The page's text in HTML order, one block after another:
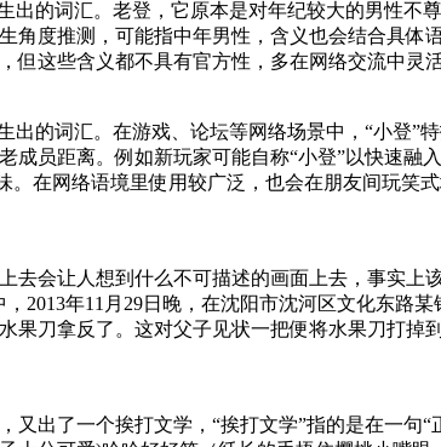
出的词汇。老登，它原本是对年纪较大的男性不
角度推测，可能指中年男性，含义也会结合具
但这些含义都不具有官方性，多在网络交流中灵
出的词汇。在游戏、论坛等网络场景中，“小登”
成员距离。例如新玩家可能自称“小登”以快速
。在网络语境里使用较广泛，也会在朋友间玩
去会让人想到什么不可描述的画面上去，事实
2013年11月29日晚，在沈阳市沈河区文化东路
果刀拿反了。这对父子见状一把便将水果刀打
出了一个挨打文学，“挨打文学”指的是在一句